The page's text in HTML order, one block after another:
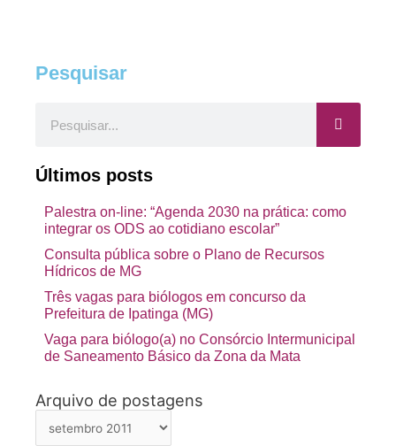
Pesquisar
Últimos posts
Palestra on-line: “Agenda 2030 na prática: como
integrar os ODS ao cotidiano escolar”
Consulta pública sobre o Plano de Recursos
Hídricos de MG
Três vagas para biólogos em concurso da
Prefeitura de Ipatinga (MG)
Vaga para biólogo(a) no Consórcio Intermunicipal
de Saneamento Básico da Zona da Mata
Arquivo de postagens
Arquivo